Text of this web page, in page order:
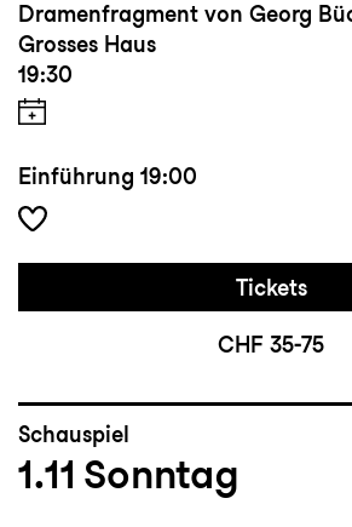
Dramenfragment von Georg
Grosses Haus
19:30
Einführung 19:00
Tickets
CHF 35-75
Schauspiel
1.11 Sonntag